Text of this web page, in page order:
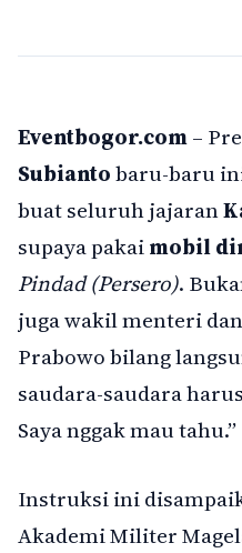
Eventbogor.com–
Subiantobaru-baru
buat seluruh jajaran
supaya pakaimobil
Pindad (Persero).
juga wakil menteri
Prabowo bilang
saudara-saudara
Saya nggak mau tahu.”
Instruksi ini
Akademi Militer